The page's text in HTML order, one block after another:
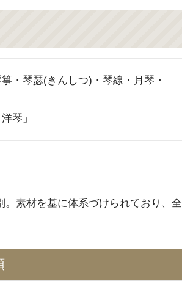
・琴瑟(きんしつ)・琴線・月琴・
琴」
素材を基に体系づけられており、全